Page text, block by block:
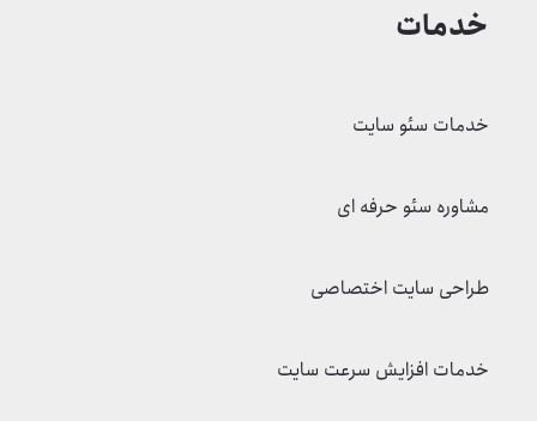
خدمات
خدمات سئو سایت
مشاوره سئو حرفه ای
طراحی سایت اختصاصی
خدمات افزایش سرعت سایت